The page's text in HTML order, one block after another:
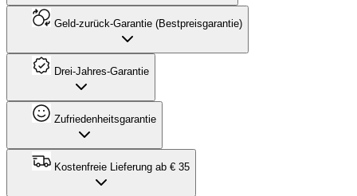
Geld-zurück-Garantie (Bestpreisgarantie)
Drei-Jahres-Garantie
Zufriedenheitsgarantie
Kostenfreie Lieferung ab € 35